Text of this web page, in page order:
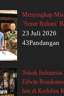
Menyingkap
‘Sunat Rohani’
23 Juli 2026
43Pandangan
Tokoh Indonesia
Edwin
hee di Kedubes